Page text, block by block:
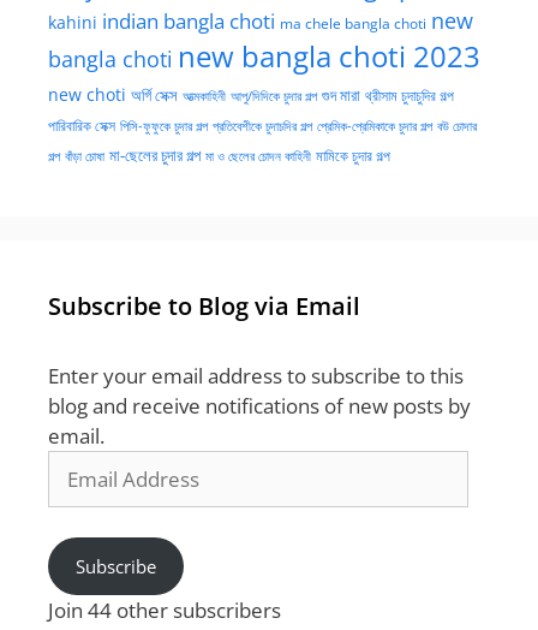
kahini indian bangla choti ma chele bangla choti new
bangla choti new bangla choti 2023
new choti অর্গি সেক্স আত্মকাহিনী আপু/দিদিকে চুদার গল্প গুদ মারা থ্রীসাম চুদাচুদির গল্প
পারিবারিক সেক্স পিসি-ফুফুকে চুদার গল্প প্রতিবেশীকে চুদাচদির গল্প প্রেমিক-প্রেমিকাকে চুদার গল্প বউ চোদার
গল্প বাঁড়া চোষা মা-ছেলের চুদার গল্প মা ও ছেলের চোদন কাহিনী মামিকে চুদার গল্প
Subscribe to Blog via Email
Enter your email address to subscribe to this
blog and receive notifications of new posts by
email.
Address
Subscribe
Join 44 other subscribers